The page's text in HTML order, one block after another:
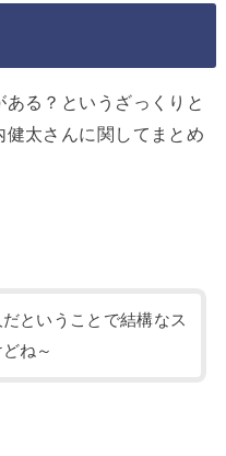
る？というざっくりと
健太さんに関してまとめ
ということで結構なス
ね～